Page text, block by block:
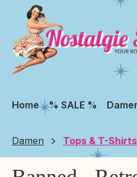
Hauptinhalt springen
Zur Suche springen
Zur Hauptnavigation
Home % SALE %
Damen Tops & T-Shirts